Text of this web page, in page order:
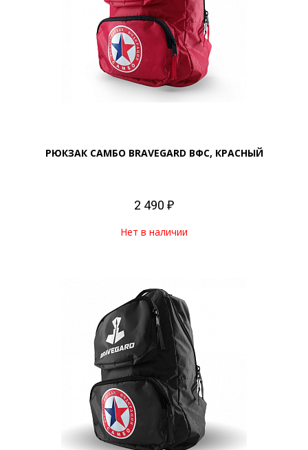
РЮКЗАК САМБО BRAVEGARD ВФС, КРАСНЫЙ
2 490 ₽
Нет в наличии